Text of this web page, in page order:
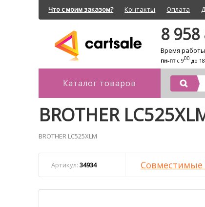
Что с моим заказом? Контакты Оплата
8 958
Время
пн-птс 900 до 18
Каталог товаров
BROTHER
BROTHER LC525XLM
Артикул: 34934